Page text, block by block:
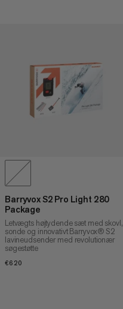
Barryvox S2 Pro Light 280
Package
Letvægts højtydende sæt med skovl,
sonde og innovativt Barryvox® S2
lavineudsender med revolutionær
søgestøtte
€620